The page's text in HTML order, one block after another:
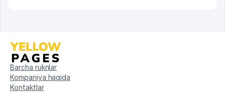
Barcha ruknlar
Kompaniya haqida
Kontaktlar